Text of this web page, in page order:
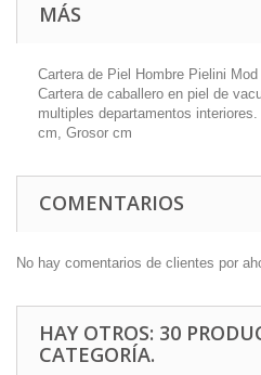
MÁS
Cartera de Piel Hombre Pielini
Cartera de caballero en piel de
multiples departamentos
cm, Grosor cm
COMENTARIOS
No hay comentarios de clientes por
HAY OTROS: 30
CATEGORÍA.